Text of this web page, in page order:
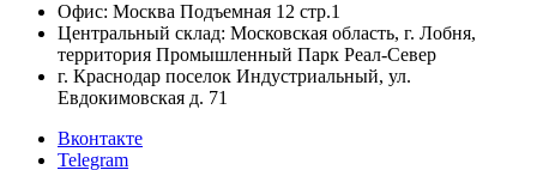
Офис: Москва Подъемная 12 стр.1
Центральный склад: Московская область, г. Лобня,
территория Промышленный Парк Реал-Север
г. Краснодар поселок Индустриальный, ул.
Евдокимовская д. 71
Вконтакте
Telegram